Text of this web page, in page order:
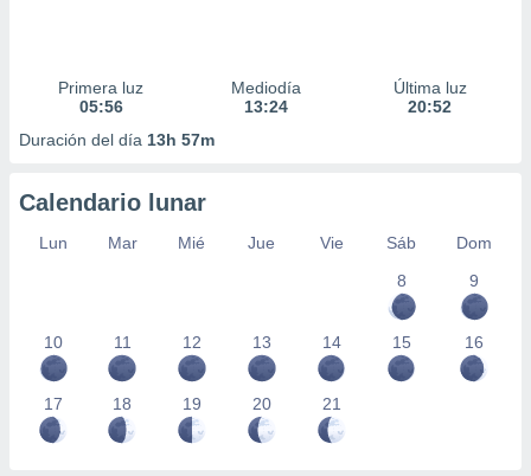
Primera luz
05:56
Mediodía
13:24
Última luz
20:52
Duración del día 13h 57m
Calendario lunar
Lun Mar Mié Jue Vie Sáb
Dom
8
9
10 11 12 13 14 15 16
17 18 19 20 21